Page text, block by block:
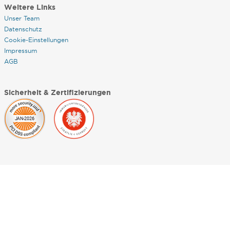
Weitere Links
Unser Team
Datenschutz
Cookie-Einstellungen
Impressum
AGB
Sicherheit & Zertifizierungen